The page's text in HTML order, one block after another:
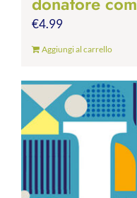
€4.99
Aggiungi al carrello